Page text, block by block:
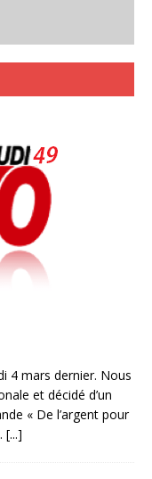
4 mars dernier. Nous
et décidé d’un
« De l’argent pour
[...]